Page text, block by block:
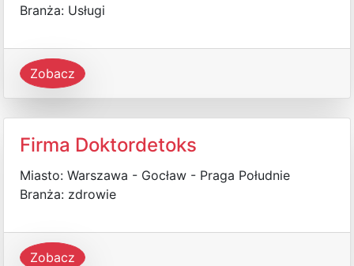
Branża: Usługi
Zobacz
Firma Doktordetoks
Miasto: Warszawa - Gocław - Praga Południe
Branża: zdrowie
Zobacz